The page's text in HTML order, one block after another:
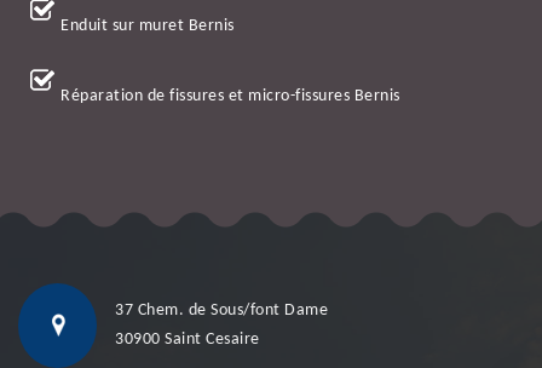
Enduit sur muret Bernis
Réparation de fissures et micro-fissures Bernis
37 Chem. de Sous/font Dame
30900 Saint Cesaire